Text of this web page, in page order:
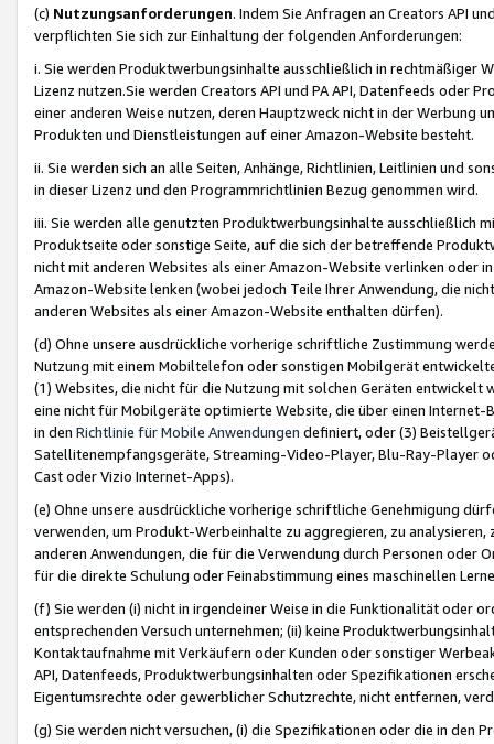
(c) Nutzungsanforderungen. Indem Sie Anfragen an Creators API
verpflichten Sie sich zur Einhaltung der folgenden Anforderungen:
i. Sie werden Produktwerbungsinhalte ausschließlich in rechtmäßiger
Lizenz nutzen.Sie werden Creators API und PA API, Datenfeeds oder
einer anderen Weise nutzen, deren Hauptzweck nicht in der Werbung
Produkten und Dienstleistungen auf einer Amazon-Website besteht.
ii. Sie werden sich an alle Seiten, Anhänge, Richtlinien, Leitlinien und
in dieser Lizenz und den Programmrichtlinien Bezug genommen wird.
iii. Sie werden alle genutzten Produktwerbungsinhalte ausschließlich
Produktseite oder sonstige Seite, auf die sich der betreffende
nicht mit anderen Websites als einer Amazon-Website verlinken oder
Amazon-Website lenken (wobei jedoch Teile Ihrer Anwendung, die
anderen Websites als einer Amazon-Website enthalten dürfen).
(d) Ohne unsere ausdrückliche vorherige schriftliche Zustimmung
Nutzung mit einem Mobiltelefon oder sonstigen Mobilgerät
(1) Websites, die nicht für die Nutzung mit solchen Geräten
eine nicht für Mobilgeräte optimierte Website, die über einen
in den Richtlinie für Mobile Anwendungen definiert, oder (3)
Satellitenempfangsgeräte, Streaming-Video-Player, Blu-Ray-Player
Cast oder Vizio Internet-Apps).
(e) Ohne unsere ausdrückliche vorherige schriftliche Genehmigung
verwenden, um Produkt-Werbeinhalte zu aggregieren, zu
anderen Anwendungen, die für die Verwendung durch Personen
für die direkte Schulung oder Feinabstimmung eines maschinellen
(f) Sie werden (i) nicht in irgendeiner Weise in die Funktionalität oder
entsprechenden Versuch unternehmen; (ii) keine
Kontaktaufnahme mit Verkäufern oder Kunden oder sonstiger
API, Datenfeeds, Produktwerbungsinhalten oder Spezifikationen
Eigentumsrechte oder gewerblicher Schutzrechte, nicht entfernen,
(g) Sie werden nicht versuchen, (i) die Spezifikationen oder die in